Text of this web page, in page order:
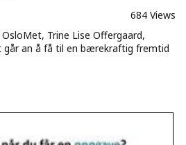
684 Views
Trine Lise Offergaard,
går an å få til en bærekraftig fremtid